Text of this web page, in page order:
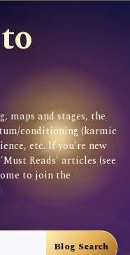
maps and stages, the
conditioning (karmic
etc. If you're new
Reads' articles (see
to join the